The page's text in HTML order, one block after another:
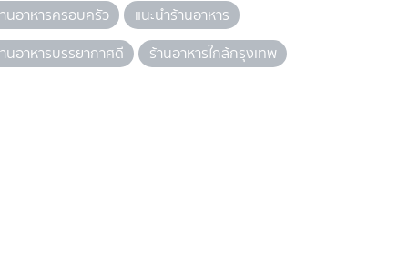
นอาหารครอบครัว
แนะนำร้านอาหาร
นอาหารบรรยากาศดี
ร้านอาหารใกล้กรุงเทพ